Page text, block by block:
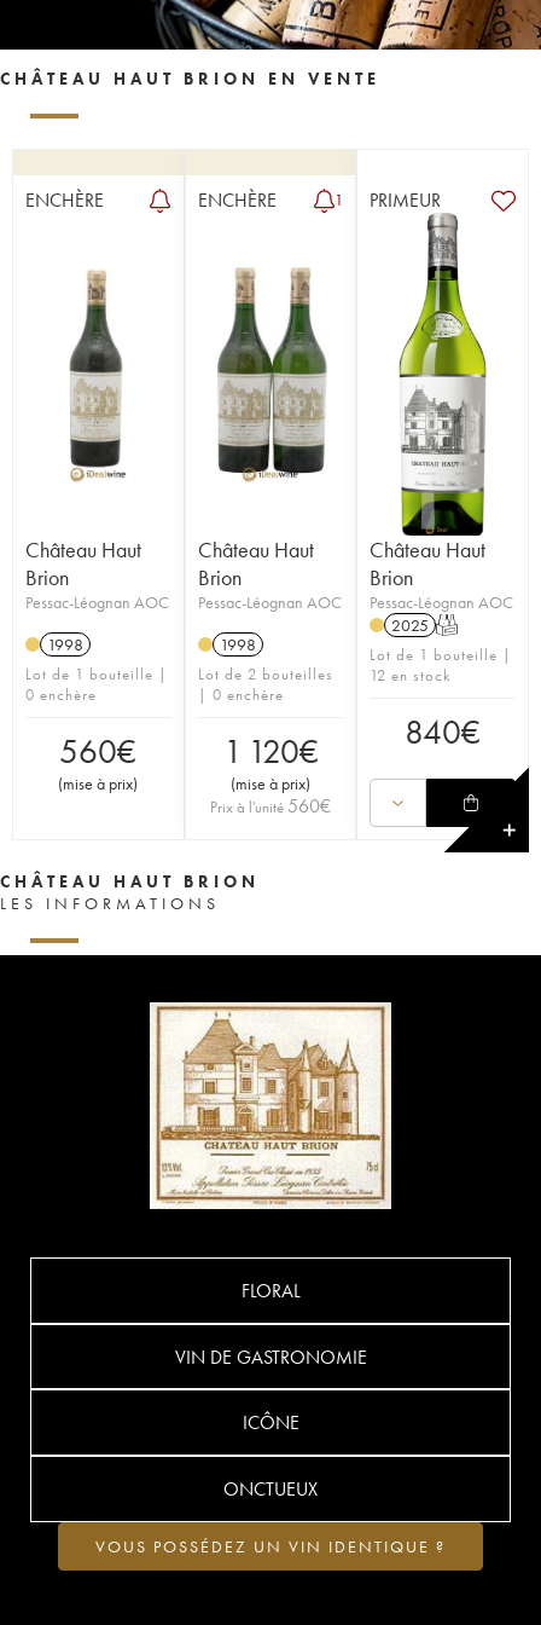
CHÂTEAU HAUT BRION EN VENTE
ENCHÈRE
Château Haut
Brion
Pessac-Léognan AOC
1998
Lot de 1 bouteille |
0 enchère
560€
(mise à prix)
ENCHÈRE 1
Château Haut
Brion
Pessac-Léognan AOC
1998
Lot de 2 bouteilles
| 0 enchère
1 120€
(mise à prix)
Prix à l'unité 560€
PRIMEUR
Château Haut
Brion
Pessac-Léognan AOC
2025 T
Lot de 1 bouteille |
12 en stock
840€
✕
CHÂTEAU HAUT BRION
LES INFORMATIONS
FLORAL
VIN DE GASTRONOMIE
ICÔNE
ONCTUEUX
VOUS POSSÉDEZ UN VIN IDENTIQUE ?